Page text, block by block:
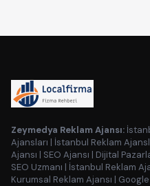
Zeymedya Reklam Ajansı:
Ajansları | İstanbul Reklam
Ajansı | SEO Ajansı | Dijital
SEO Uzmanı | İstanbul Reklam
Kurumsal Reklam Ajansı |